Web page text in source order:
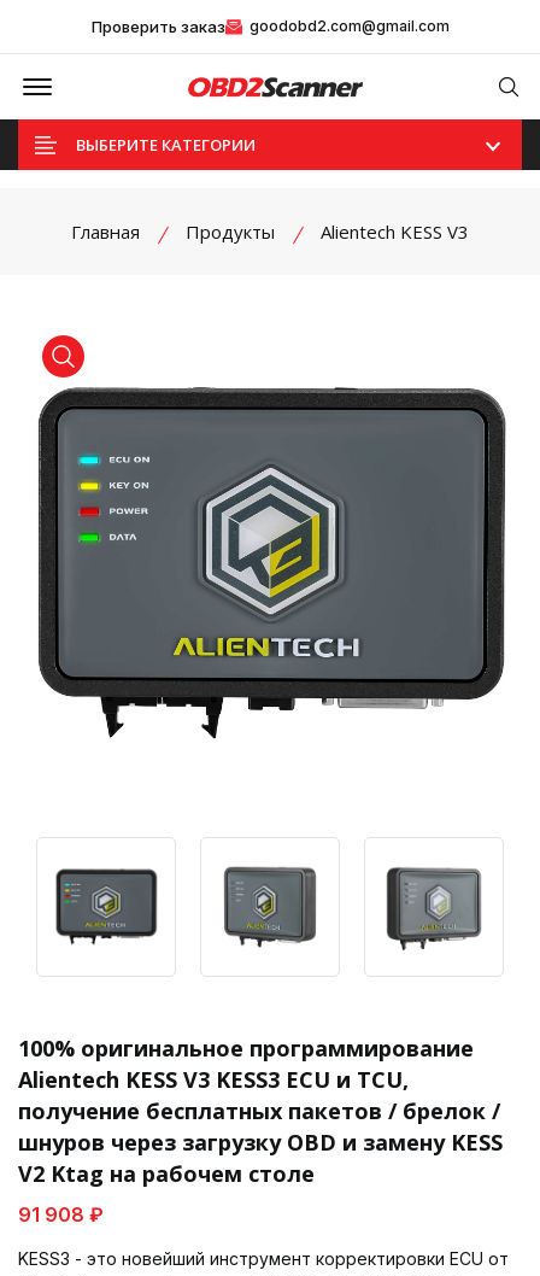
Проверить заказ goodobd2.com@gmail.com
Offcanvas Menu Open
ВЫБЕРИТЕ КАТЕГОРИИ
Главная Продукты Alientech KESS V3
product view
100% оригинальное программирование
Alientech KESS V3 KESS3 ECU и TCU,
получение бесплатных пакетов / брелок /
шнуров через загрузку OBD и замену KESS
V2 Ktag на рабочем столе
91 908 ₽
KESS3 - это новейший инструмент корректировки ECU от